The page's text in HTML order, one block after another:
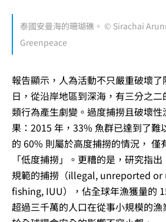
泰國安曼海的珊瑚礁。 © Sirachai
Greenpeace
報告顯示，人為活動不只嚴重破壞
日，從沿岸地區到深海，有三分之
類行為產生劇變。過度捕撈且破壞
果：2015 年，33% 魚群已達到了難
的 60% 則屬於高度捕撈的情況， 僅
「低度捕撈」。更糟的是，研究指
規範的捕撈（illegal, unreported
fishing, IUU），佔全球年漁獲量的
超過三千萬的人口在從事小規模的